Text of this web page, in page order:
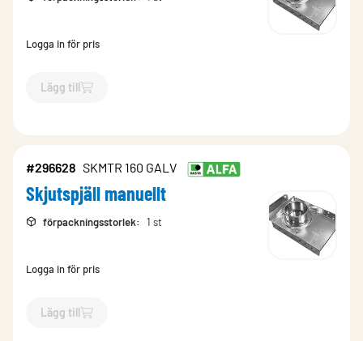
Logga in för pris
Lägg till
`$Lägg till
#296628 SKMTR 160 GALV
Skjutspjäll manuellt
förpackningsstorlek: 1 st
Logga in för pris
Lägg till
`$Lägg till